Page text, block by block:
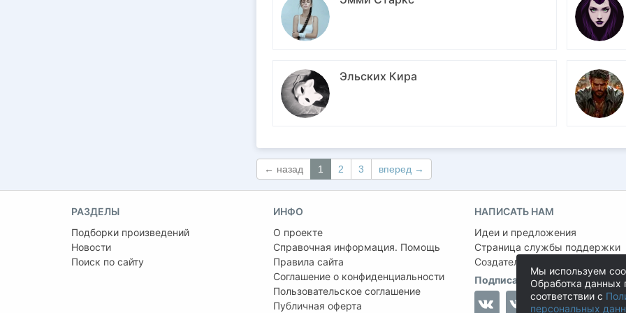
Эльских Кира
← назад 1 2 3 вперед →
РАЗДЕЛЫ
Подборки произведений
Новости
Поиск по сайту
ИНФО
О проекте
Справочная информация. Помощь
Правила сайта
Соглашение о конфиденциальности
Пользовательское соглашение
Публичная оферта
НАПИСАТЬ НАМ
Идеи и предложения
Страница службы поддержки
Создатель проекта:
Подписаться на нас
Мы используем
Обработка данных
соответствии с
персональных